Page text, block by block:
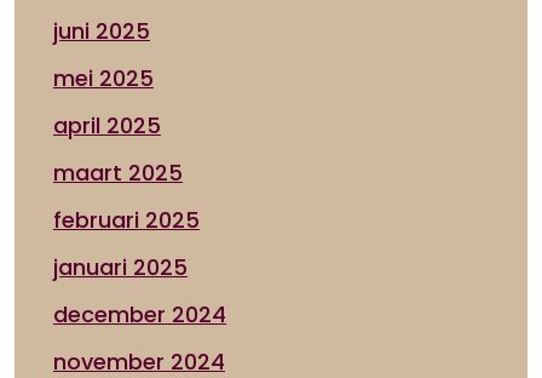
juni 2025
mei 2025
april 2025
maart 2025
februari 2025
januari 2025
december 2024
november 2024